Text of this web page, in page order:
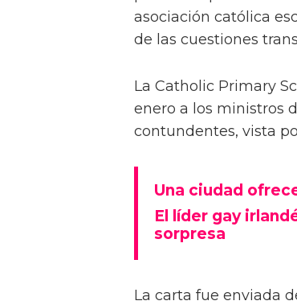
asociación católica
de las cuestiones
La Catholic Primary
enero a los ministros
contundentes, vista
Una ciudad
El líder gay
sorpresa
La carta fue enviada